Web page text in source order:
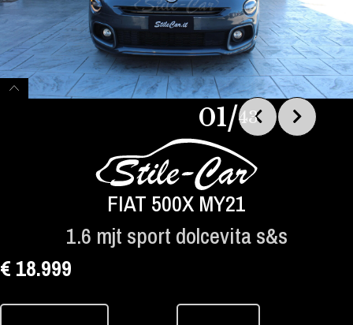
01/43
FIAT 500X MY21
1.6 mjt sport dolcevita s&s
€ 18.999